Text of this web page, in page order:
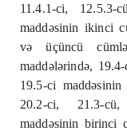
11.4.1-ci, 12.5.3-
maddəsinin ikinci
və üçüncü
maddələrində,
19.5-ci
20.2-ci, 21.3-
maddəsinin birinci